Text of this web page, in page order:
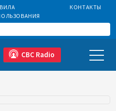
КОНТАКТЫ
CBC Radio